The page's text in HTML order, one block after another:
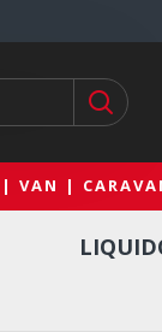
| VAN |